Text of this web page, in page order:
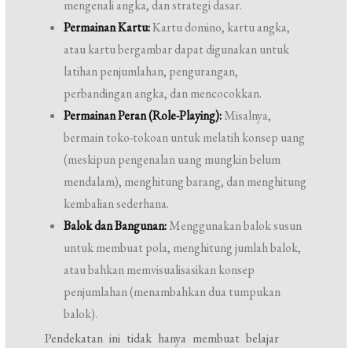
mengenali angka, dan strategi dasar.
Permainan Kartu:Kartu domino, kartu angka,
atau kartu bergambar dapat digunakan untuk
latihan penjumlahan, pengurangan,
perbandingan angka, dan mencocokkan.
Permainan Peran (Role-Playing):Misalnya,
bermain toko-tokoan untuk melatih konsep uang
(meskipun pengenalan uang mungkin belum
mendalam), menghitung barang, dan menghitung
kembalian sederhana.
Balok dan Bangunan:Menggunakan balok susun
untuk membuat pola, menghitung jumlah balok,
atau bahkan memvisualisasikan konsep
penjumlahan (menambahkan dua tumpukan
balok).
Pendekatan ini tidak hanya membuat belajar